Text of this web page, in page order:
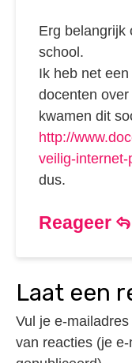
Erg belangrijk
school.
Ik heb net
docenten
kwamen dit
http://
veilig-internet-
dus.
Reageer
laat een
Vul je e-
van reacties (je